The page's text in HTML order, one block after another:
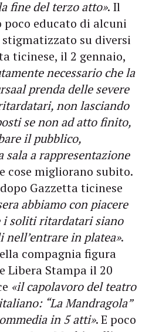
fine del terzo atto». Il
educato di alcuni
su diversi
ticinese, il 2 gennaio,
necessario che la
prenda delle severe
non lasciando
se non ad atto finito,
il pubblico,
sala a rappresentazione
cose migliorano subito.
Gazzetta ticinese
abbiamo con piacere
i soliti ritardatari siano
in platea».
compagnia figura
Libera Stampa il 20
«il capolavoro del teatro
“La Mandragola”
in 5 atti». E poco